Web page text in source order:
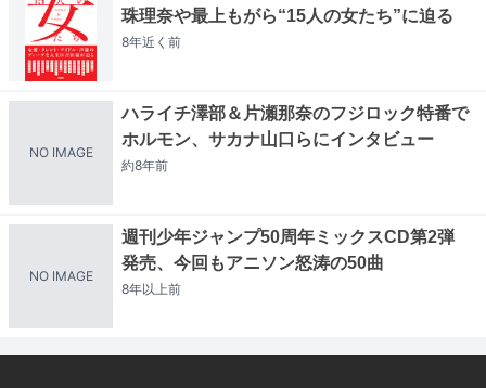
珠理奈や最上もがら“15人の女たち”に迫る
8年近く 前
NO IMAGE
ハライチ澤部＆片瀬那奈のフジロック特番で
ホルモン、サカナ山口らにインタビュー
約8年前
NO IMAGE
週刊少年ジャンプ50周年ミックスCD第2弾
発売、今回もアニソン怒涛の50曲
8年以上前